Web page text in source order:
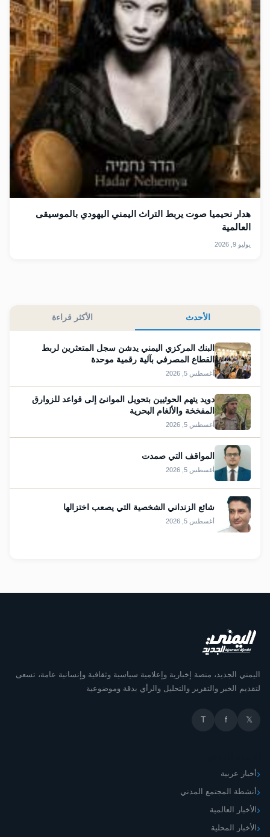
هدار نحيميا صوت يربط التراث اليمني اليهودي بالموسيقى
العالمية
يوليو 9, 2026
الأحدث الأكثر قراءة
البنك المركزي اليمني يدشن سجل المتعثرين لربط
القطاع المصرفي بآلية رقمية موحدة
أغسطس 5, 2026
دويد يتهم الحوثيين بتحويل الموانئ إلى قواعد للزوارق
المفخخة والألغام البحرية
أغسطس 5, 2026
المواقف التي صمدت
أغسطس 5, 2026
شائع الزنداني الشخصية التي يصعب اختزالها
أغسطس 5, 2026
اليمني الجديد، منصة إخبارية وإعلامية سياسية وثقافية وإنسانية عامة، تسعى
لتقديم الخبر والتقرير والتحليل والرأي بدقة وموضوعية
𝕏
f
T
أخبار عربية
أنشطة المجتمع المدني
الأخبار العالمية
الأخبار المحلية